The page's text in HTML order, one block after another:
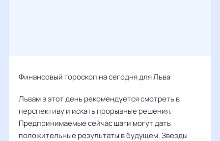
Финансовый гороскоп на сегодня для Льва
Львам в этот день рекомендуется смотреть в
перспективу и искать прорывные решения.
Предпринимаемые сейчас шаги могут дать
положительные результаты в будущем. Звезды